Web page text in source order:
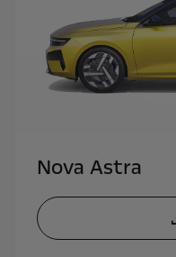
Nova Astra